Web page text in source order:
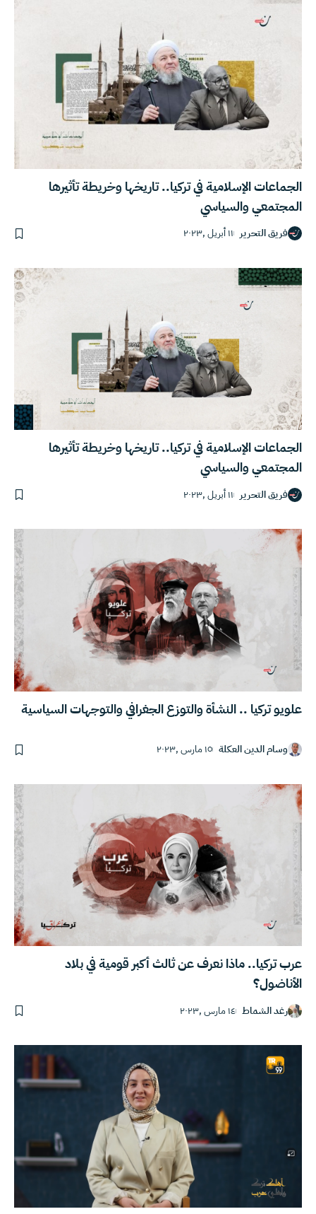
الجماعات الإسلامية في تركيا.. تاريخها وخريطة تأثيرها
المجتمعي والسياسي
فريق التحرير ١١ أبريل ,٢٠٢٣
الجماعات الإسلامية في تركيا.. تاريخها وخريطة تأثيرها
المجتمعي والسياسي
فريق التحرير ١١ أبريل ,٢٠٢٣
علويو تركيا .. النشأة والتوزع الجغرافي والتوجهات السياسية
وسام الدين العكلة ١٥ مارس ,٢٠٢٣
عرب تركيا.. ماذا نعرف عن ثالث أكبر قومية في بلاد
الأناضول؟
رغد الشماط ١٤ مارس ,٢٠٢٣